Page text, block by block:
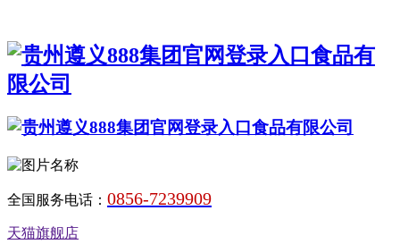
全国服务电话： 0856-7239909
天猫旗舰店